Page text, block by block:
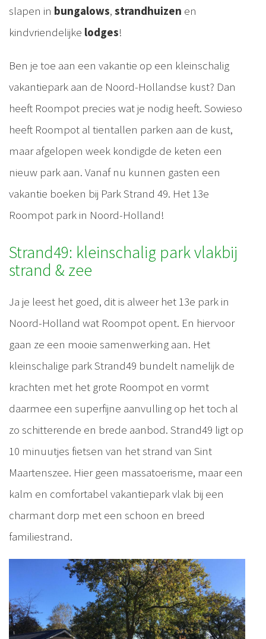
slapen in bungalows, strandhuizen en
kindvriendelijke lodges!
Ben je toe aan een vakantie op een kleinschalig
vakantiepark aan de Noord-Hollandse kust? Dan
heeft Roompot precies wat je nodig heeft. Sowieso
heeft Roompot al tientallen parken aan de kust,
maar afgelopen week kondigde de keten een
nieuw park aan. Vanaf nu kunnen gasten een
vakantie boeken bij Park Strand 49. Het 13e
Roompot park in Noord-Holland!
Strand49: kleinschalig park vlakbij
strand & zee
Ja je leest het goed, dit is alweer het 13e park in
Noord-Holland wat Roompot opent. En hiervoor
gaan ze een mooie samenwerking aan. Het
kleinschalige park Strand49 bundelt namelijk de
krachten met het grote Roompot en vormt
daarmee een superfijne aanvulling op het toch al
zo schitterende en brede aanbod. Strand49 ligt op
10 minuutjes fietsen van het strand van Sint
Maartenszee. Hier geen massatoerisme, maar een
kalm en comfortabel vakantiepark vlak bij een
charmant dorp met een schoon en breed
familiestrand.